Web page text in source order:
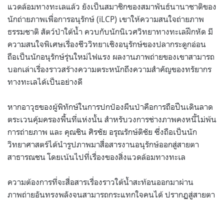
แวดล้อมทางทะเลแล้ว ยังเป็นสมาชิกของสมาพันธ์นานาชาติของ
นักถ่ายภาพเพื่อการอนุรักษ์ (iLCP) เขาให้ความสนใจถ่ายภาพ
ธรรมชาติ สัตว์ป่าใต้น้ำ ควบกับนักนิเวศวิทยาทางทะเลฝึกหัด มี
ความสนใจพิเศษเรื่องชีววิทยาเชิงอนุรักษ์ของปลากระดูกอ่อน
ถือเป็นนักอนุรักษ์รุ่นใหม่ไฟแรง ผลงานภาพถ่ายของเขาสามารถ
บอกเล่าเรื่องราวสร้างความตระหนักถึงความสำคัญของทรัยากร
ทางทะเลได้เป็นอย่างดี
หากอาวุธของผู้พิทักษ์ในการปกป้องผืนป่าคือการถือปืนเดินลาด
ตระเวนคุ้มครองพื้นที่แห่งนั้น สำหรับวงการช่างภาพคงหนี้ไม่พ้น
การถ่ายภาพ และ คุณชิน ศิรชัย อรุณรักษ์ติชัย ซึ่งถือเป็นนัก
วิทยาศาสตร์ได้นำรูปภาพมาสื่อสารงานอนุรักษ์ออกสู่สายตา
สาธารณชน โดยเน้นไปที่เรื่องของสิ่งแวดล้อมทางทะเล
ความต้องการที่จะสื่อสารเรื่องราวใต้น้ำสะท้อนออกมาผ่าน
ภาพถ่ายอันทรงพลังจนสามารถกระแทกใจคนได้ ปรากฏสู่สายตา